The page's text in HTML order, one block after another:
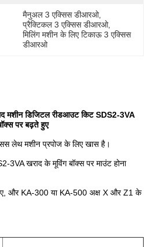
मैनुअल 3 एक्सिस डीआरओ,
प्रैक्टिकल 3 एक्सिस डीआरओ,
मिलिंग मशीन के लिए टिकाऊ 3 एक्सिस
डीआरओ
मशीन डिजिटल रीडआउट किट SDS2-3VA
पर बढ़ते हुए
लेथ मशीन प्रपोज के लिए खास है।
खराद के मूविंग बॉक्स पर माउंट होना
और KA-300 या KA-500 अक्ष X और Z1 के